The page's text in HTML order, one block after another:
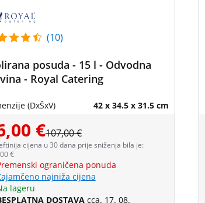
(10)
posuda - 15 l - Odvodna
- Royal Catering
(DxŠxV) 42 x 34.5 x 31.5 cm
€107,00 €
cijena u 30 dana prije sniženja bila je:
€
ograničena ponuda
najniža cijena
lageru
DOSTAVA cca. 17. 08.